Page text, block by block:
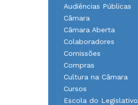
Audiências Públicas
Câmara
Câmara Aberta
Colaboradores
Comissões
Compras
Cultura na Câmara
Cursos
Escola do Legislativo